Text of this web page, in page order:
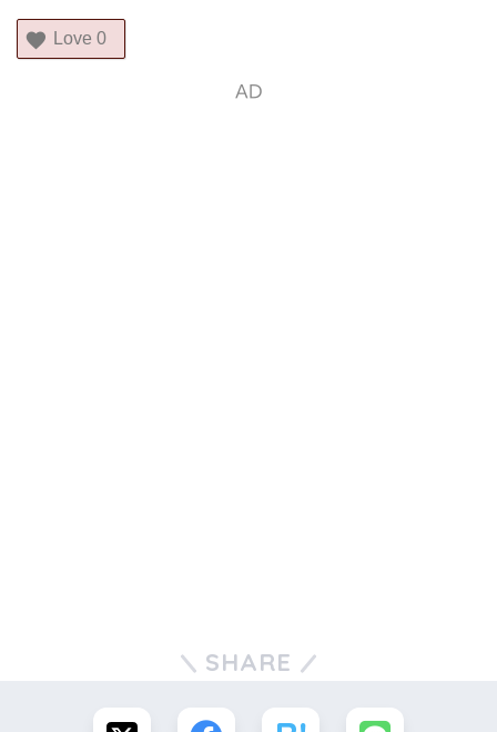
Love 0
AD
SHARE